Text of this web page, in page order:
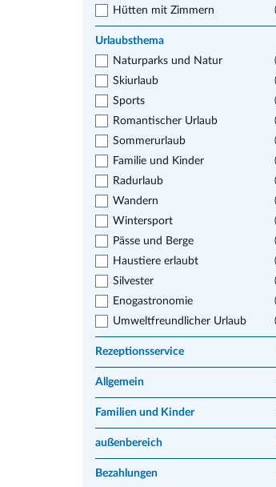
Hütten mit Zimmern
Urlaubsthema
Naturparks und Natur
Skiurlaub
Sports
Romantischer Urlaub
Sommerurlaub
Familie und Kinder
Radurlaub
Wandern
Wintersport
Pässe und Berge
Haustiere erlaubt
Silvester
Enogastronomie
Umweltfreundlicher Urlaub
Rezeptionsservice
Allgemein
Familien und Kinder
außenbereich
Bezahlungen